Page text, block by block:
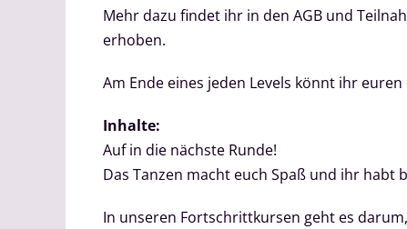
Mehr dazu findet ihr in den AGB und
erhoben.
Am Ende eines jeden Levels könnt ihr
Inhalte:
Auf in die nächste Runde!
Das Tanzen macht euch Spaß und ihr habt
In unseren Fortschrittkursen geht es